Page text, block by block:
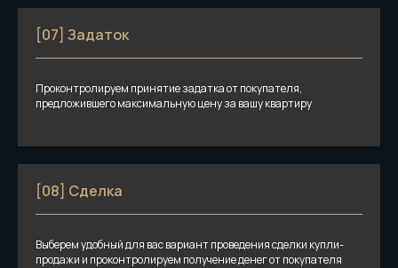
[07] Задаток
Проконтролируем принятие задатка от покупателя,
предложившего максимальную цену за вашу квартиру
[08] Сделка
Выберем удобный для вас вариант проведения сделки купли-
продажи и проконтролируем получение денег от покупателя